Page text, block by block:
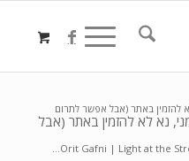
נא לא להזמין באתר (אבל
להזמין באתר (אבל אפשר לתרום